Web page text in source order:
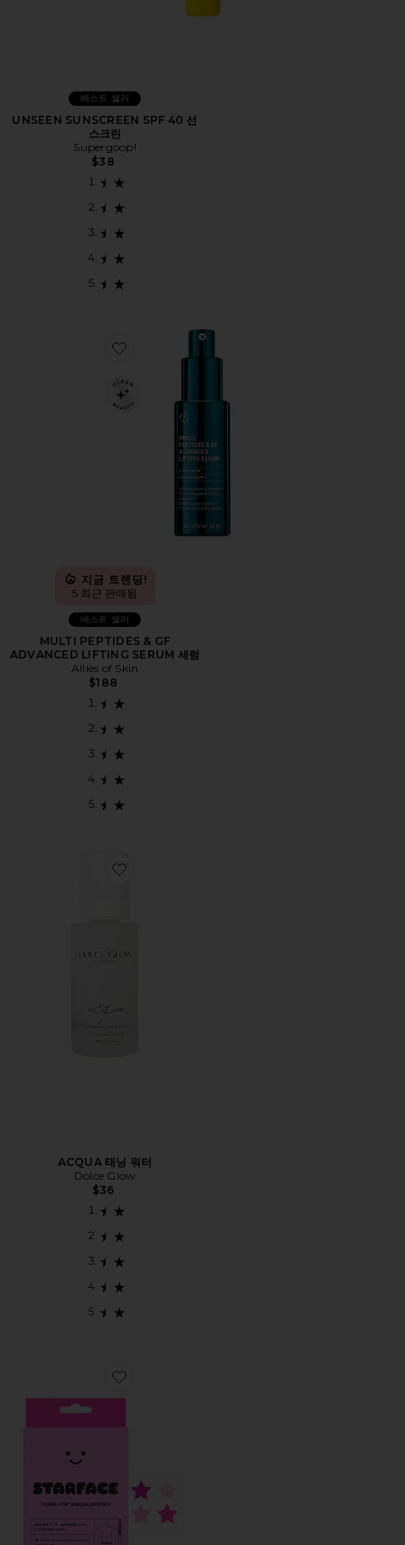
베스트 셀러
UNSEEN SUNSCREEN SPF 40 선
스크린
Supergoop!
$38
Favorite MULTI PEPTIDES & GF ADVANCED LIFTING
지금 트렌딩!
5 최근 판매됨
베스트 셀러
MULTI PEPTIDES & GF
ADVANCED LIFTING SERUM 세럼
Allies of Skin
$188
Favorite ACQUA 태닝 워터
ACQUA 태닝 워터
Dolce Glow
$36
Favorite PINK HYDRO STAR 여드름 패치